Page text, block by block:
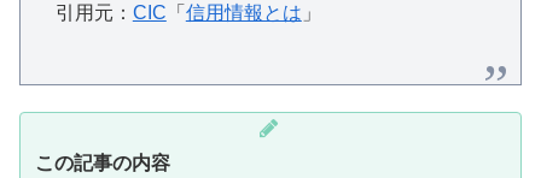
引用元： CIC 「 信用情報とは 」
この記事の内容